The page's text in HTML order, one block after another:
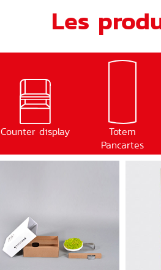
Les
Counter display
Totem
Pancartes